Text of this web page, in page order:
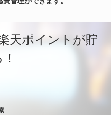
天ポイントが貯